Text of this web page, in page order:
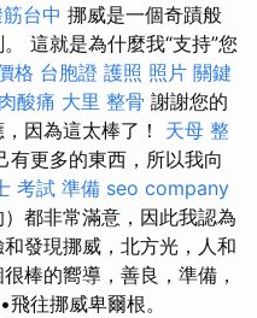
台中 挪威是一個奇蹟般
這就是為什麼我“支持”您
格 台胞證 護照 照片 關鍵
酸痛 大里 整骨 謝謝您的
因為這太棒了！ 天母 整
有更多的東西，所以我向
考試 準備 seo company
都非常滿意，因此我認為
發現挪威，北方光，人和
棒的嚮導，善良，準備，
往挪威卑爾根。